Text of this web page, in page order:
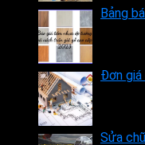
Bảng
Đơn
Sửa